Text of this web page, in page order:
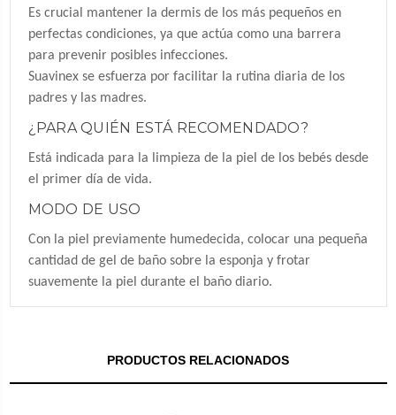
Es crucial mantener la dermis de los más pequeños en
perfectas condiciones, ya que actúa como una barrera
para prevenir posibles infecciones.
Suavinex se esfuerza por facilitar la rutina diaria de los
padres y las madres.
¿PARA QUIÉN ESTÁ RECOMENDADO?
Está indicada para la limpieza de la piel de los bebés desde
el primer día de vida.
MODO DE USO
Con la piel previamente humedecida, colocar una pequeña
cantidad de gel de baño sobre la esponja y frotar
suavemente la piel durante el baño diario.
PRODUCTOS RELACIONADOS